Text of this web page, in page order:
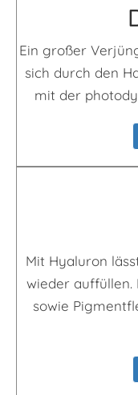
Ein großer
sich durch den
mit der
Mit Hyaluron
wieder
sowie